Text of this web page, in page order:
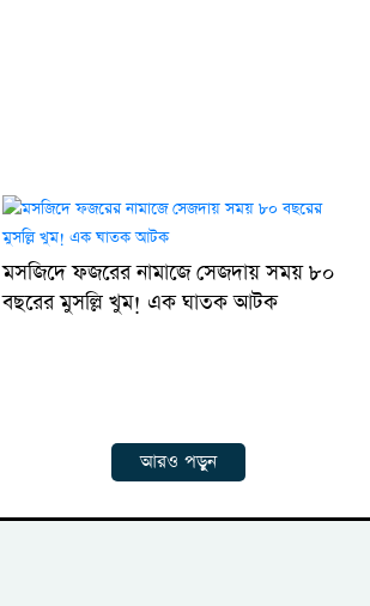
মসজিদে ফজরের নামাজে সেজদায় সময় ৮০
বছরের মুসল্লি খুম! এক ঘাতক আটক
আরও পড়ুন